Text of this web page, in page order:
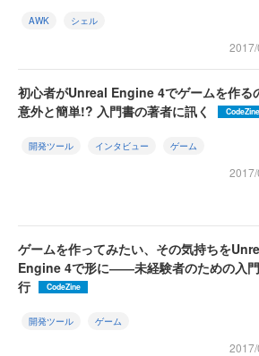
AWK シェル
2017/
初心者がUnreal Engine 4でゲームを作る
意外と簡単!? 入門書の著者に訊く
CodeZine
開発ツール インタビュー ゲーム
ゲームを作ってみたい、その気持ちを
Engine 4で形に――未経験者のための入
行
CodeZine
開発ツール ゲーム